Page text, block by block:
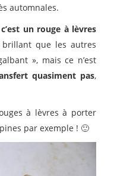
automnales.
un rouge à lèvres
que les autres
», mais ce n’est
quasiment pas,
à lèvres à porter
par exemple ! 🙂